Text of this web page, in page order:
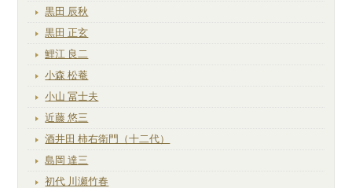
黒田 辰秋
黒田 正玄
鯉江 良二
小森 松菴
小山 冨士夫
近藤 悠三
酒井田 柿右衛門（十二代）
島岡 達三
初代 川瀬竹春